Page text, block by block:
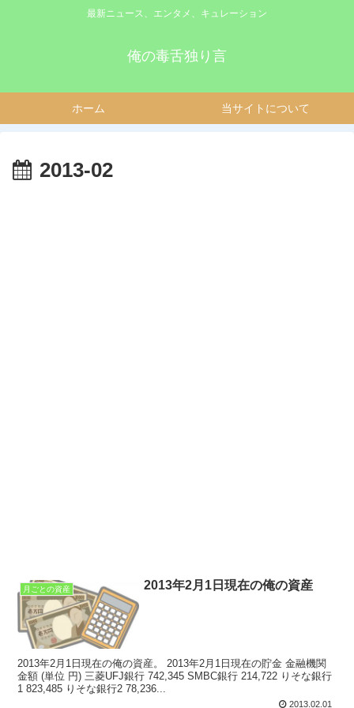
最新ニュース、エンタメ、キュレーション
俺の毒舌独り言
ホーム 当サイトについて
2013-02
月ごとの資産 2013年2月1日現在の俺の資産
2013年2月1日現在の俺の資産。 2013年2月1日現在の貯金 金融機関
金額 (単位 円) 三菱UFJ銀行 742,345 SMBC銀行 214,722 りそな銀行
1 823,485 りそな銀行2 78,236...
2013.02.01